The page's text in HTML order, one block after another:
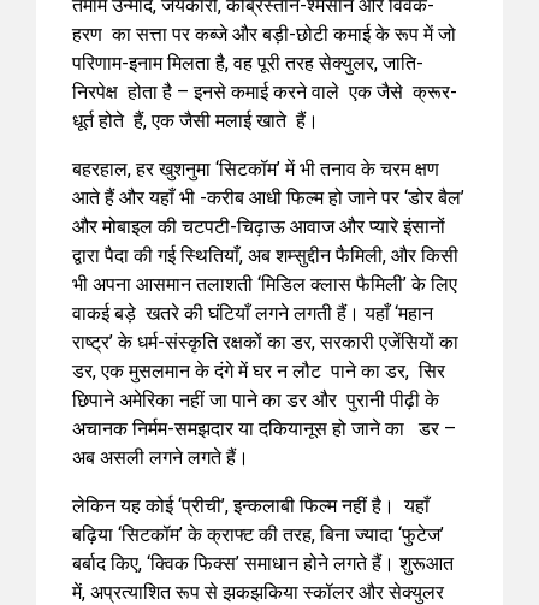
तमाम उन्माद, जयकारों, कब्रिस्तान-श्मसान और विवेक-
हरण का सत्ता पर कब्जे और बड़ी-छोटी कमाई के रूप में जो
परिणाम-इनाम मिलता है, वह पूरी तरह सेक्युलर, जाति-
निरपेक्ष होता है – इनसे कमाई करने वाले एक जैसे क्रूर-
धूर्त होते हैं, एक जैसी मलाई खाते हैं।
बहरहाल, हर खुशनुमा ‘सिटकॉम’ में भी तनाव के चरम क्षण
आते हैं और यहाँ भी -करीब आधी फिल्म हो जाने पर ‘डोर बैल’
और मोबाइल की चटपटी-चिढ़ाऊ आवाज और प्यारे इंसानों
द्वारा पैदा की गई स्थितियाँ, अब शम्सुद्दीन फैमिली, और किसी
भी अपना आसमान तलाशती ‘मिडिल क्लास फैमिली’ के लिए
वाकई बड़े खतरे की घंटियाँ लगने लगती हैं। यहाँ ‘महान
राष्ट्र’ के धर्म-संस्कृति रक्षकों का डर, सरकारी एजेंसियों का
डर, एक मुसलमान के दंगे में घर न लौट पाने का डर, सिर
छिपाने अमेरिका नहीं जा पाने का डर और पुरानी पीढ़ी के
अचानक निर्मम-समझदार या दकियानूस हो जाने का डर –
अब असली लगने लगते हैं।
लेकिन यह कोई ‘प्रीची’, इन्कलाबी फिल्म नहीं है। यहाँ
बढ़िया ‘सिटकॉम’ के क्राफ्ट की तरह, बिना ज्यादा ‘फुटेज’
बर्बाद किए, ‘क्विक फिक्स’ समाधान होने लगते हैं। शुरूआत
में, अप्रत्याशित रूप से झकझकिया स्कॉलर और सेक्युलर